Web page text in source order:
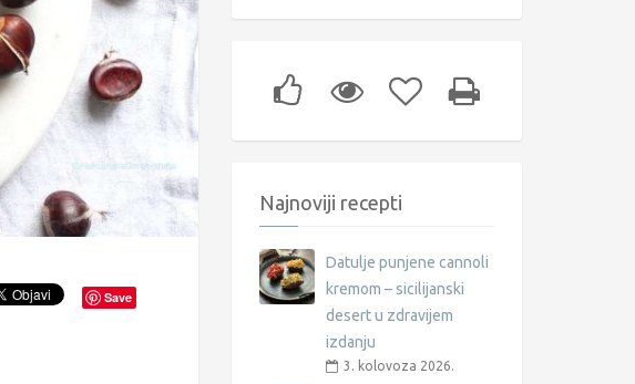
Save
Najnoviji recepti
Datulje punjene cannoli
kremom – sicilijanski
desert u zdravijem
izdanju
3. kolovoza 2026.